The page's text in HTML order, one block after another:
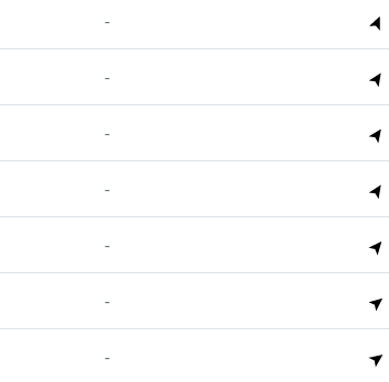
-
-
-
-
-
-
-